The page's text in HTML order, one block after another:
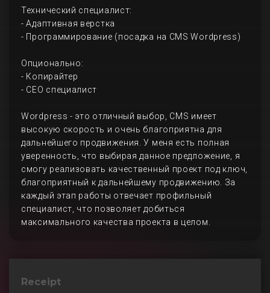
Технический специалист:
- Адаптивная верстка
- Программирование (посадка на CMS Wordpress)
Опционально:
- Копирайтер
- СЕО специалист
Wordpress - это отличный выбор, CMS имеет
высокую скорость и очень благоприятна для
дальнейшего продвижения. У меня есть полная
уверенность, что выбирая данное предложение, я
смогу реализовать качественный проект под ключ,
благоприятный к дальнейшему продвижению. За
каждый этап работы отвечает профильный
специалист, что позволяет добиться
максимального качества проекта в целом.
Receipt